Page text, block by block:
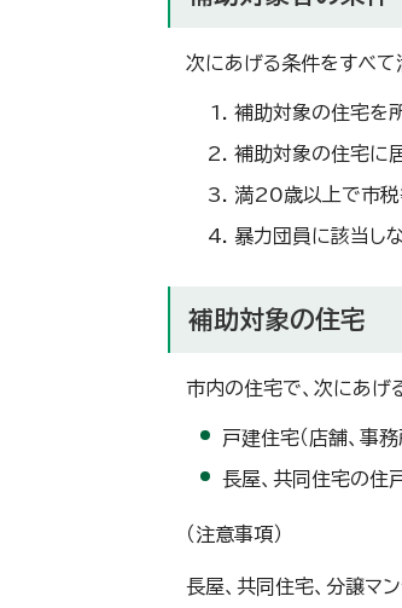
次にあげる条件をすべて
補助対象の住宅を
補助対象の住宅に
満20歳以上で市税
暴力団員に該当しな
補助対象の住宅
市内の住宅で、次にあげ
戸建住宅（店舗、事
長屋、共同住宅の住
（注意事項）
長屋、共同住宅、分譲マ